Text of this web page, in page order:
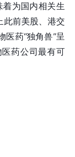
为国内相关生
此前美股、港交
医药“独角兽”呈
药公司最有可